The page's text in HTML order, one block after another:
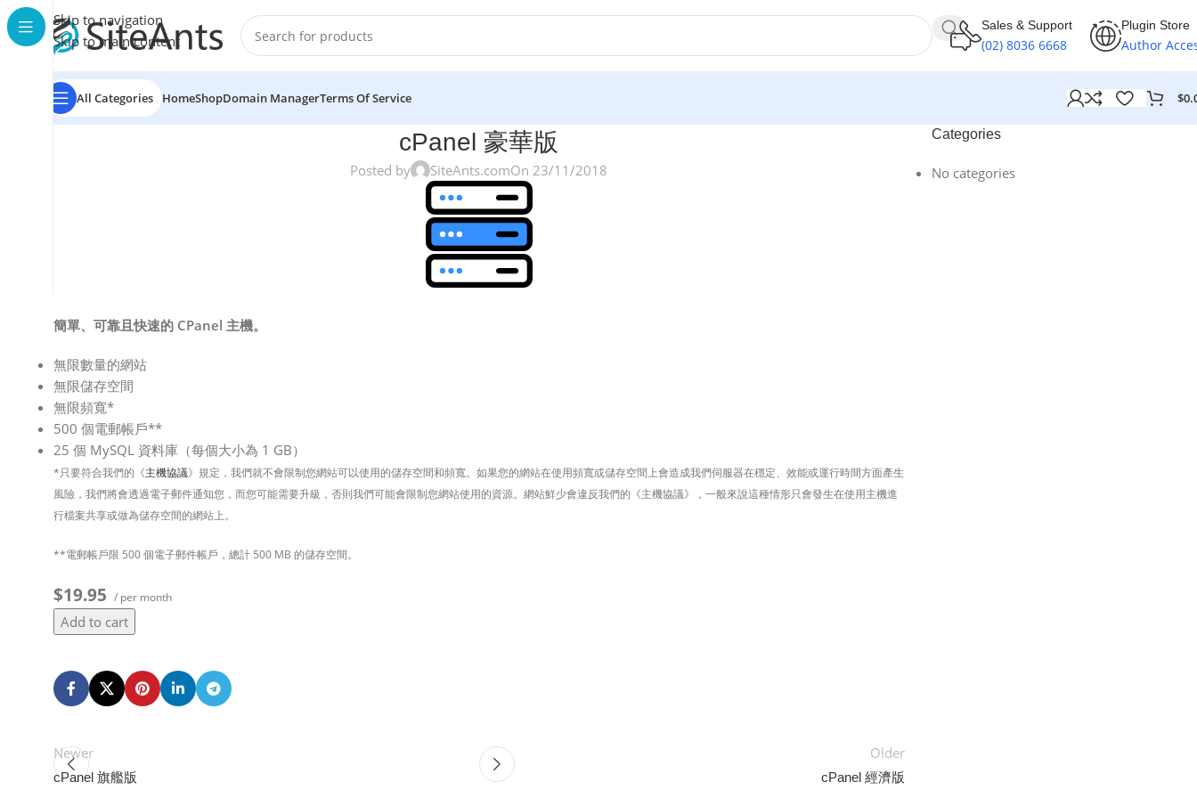
Skip to navigation
Skip to main content
Sales & Support
(02) 8036 6668
Plugin Store
Author
All Categories HomeShopDomain ManagerTerms Of Service $
cPanel 豪華版
Posted by SiteAnts.comOn 23/11/2018
簡單、可靠且快速的 CPanel 主機。
無限數量的網站
無限儲存空間
無限頻寬*
500 個電郵帳戶**
25 個 MySQL 資料庫（每個大小為 1 GB）
*只要符合我們的《主機協議》規定，我們就不會限制您網站可以使用的儲存空間和頻寬。如果您的網站在使用頻寬或儲存空間上會造成我們伺服器在穩定、效能或運行時間方面產生
風險，我們將會透過電子郵件通知您，而您可能需要升級，否則我們可能會限制您網站使用的資源。網站鮮少會違反我們的《主機協議》，一般來說這種情形只會發生在使用主機進
行檔案共享或做為儲存空間的網站上。
**電郵帳戶限 500 個電子郵件帳戶，總計 500 MB 的儲存空間。
$19.95 / per month
Add to cart
Newer
cPanel 旗艦版
Older
cPanel 經濟版
Categories
No categories